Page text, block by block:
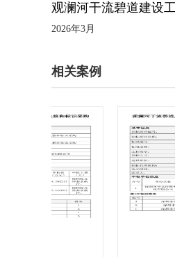
观澜河干流碧道建设
2026年3月
相关案例